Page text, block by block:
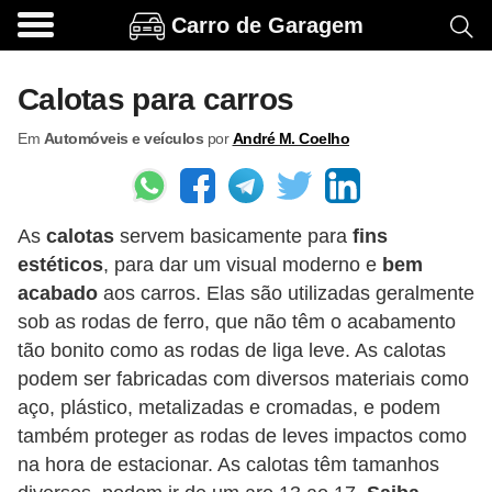
Carro de Garagem
Calotas para carros
Em Automóveis e veículos porAndré M. Coelho
As calotas servem basicamente para fins
estéticos, para dar um visual moderno e bem
acabado aos carros. Elas são utilizadas geralmente
sob as rodas de ferro, que não têm o acabamento
tão bonito como as rodas de liga leve. As calotas
podem ser fabricadas com diversos materiais como
aço, plástico, metalizadas e cromadas, e podem
também proteger as rodas de leves impactos como
na hora de estacionar. As calotas têm tamanhos
A
e
s
r
i
s
e
o
p
c